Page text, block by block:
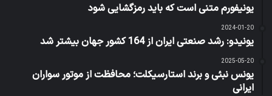
یونیفورم متنی است که باید رمزگشایی شود
2024-01-20
یونیدو: رشد صنعتی ایران از 164 کشور جهان بیشتر شد
2025-05-20
یونس نبئی و برند استارسیکلت؛ محافظت از موتور سواران
ایرانی